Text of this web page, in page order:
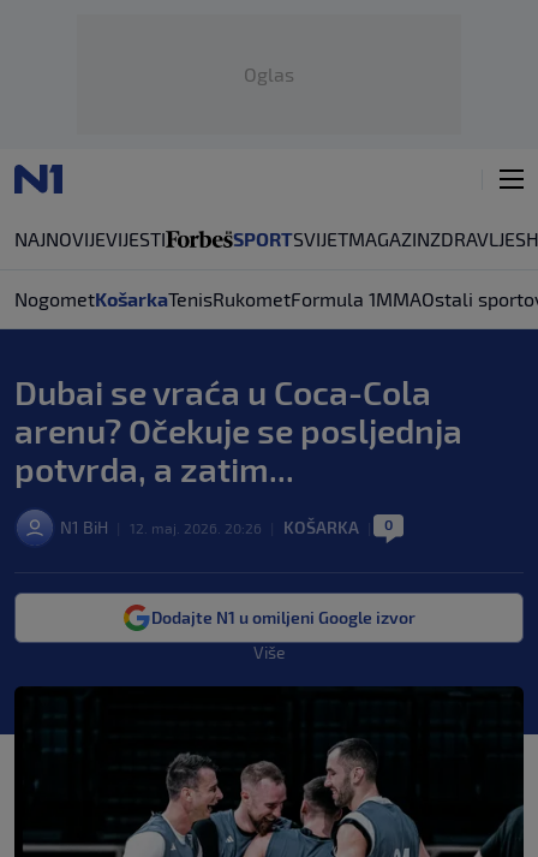
Oglas
NAJNOVIJEVIJESTI SPORTSVIJETMAGAZINZDRAVLJE
NogometKošarkaTenisRukometFormula 1MMAOstali
Dubai se vraća u Coca-Cola
arenu? Očekuje se posljednja
potvrda, a zatim...
N1 BiH 12. maj. 2026. 20:26 KOŠARKA 0
Dodajte N1 u omiljeni Google izvor
Više